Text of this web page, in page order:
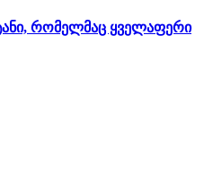
რომელმაც ყველაფერი